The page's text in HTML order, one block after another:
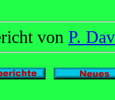
von P.